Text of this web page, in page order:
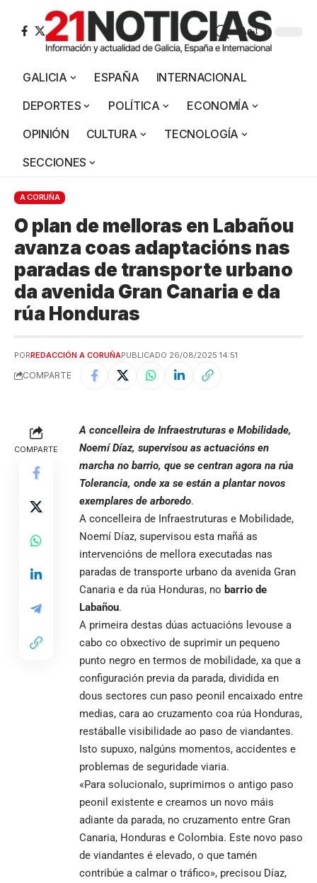
Aa
GALICIA ESPAÑA
INTERNACIONAL
DEPORTES
POLÍTICA
ECONOMÍA
OPINIÓN
CULTURA
TECNOLOGÍA
SECCIONES
A CORUÑA
O plan de melloras en Labañou
avanza coas adaptacións nas
paradas de transporte urbano
da avenida Gran Canaria e da
rúa Honduras
PORREDACCIÓN A CORUÑAPUBLICADO 26/08/2025 14:51
COMPARTE
COMPARTE
A concelleira de Infraestruturas e Mobilidade,
Noemí Díaz, supervisou as actuacións en
marcha no barrio, que se centran agora na rúa
Tolerancia, onde xa se están a plantar novos
exemplares de arboredo.
A concelleira de Infraestruturas e Mobilidade,
Noemí Díaz, supervisou esta mañá as
intervencións de mellora executadas nas
paradas de transporte urbano da avenida Gran
Canaria e da rúa Honduras, no barrio de
Labañou.
A primeira destas dúas actuacións levouse a
cabo co obxectivo de suprimir un pequeno
punto negro en termos de mobilidade, xa que a
configuración previa da parada, dividida en
dous sectores cun paso peonil encaixado entre
medias, cara ao cruzamento coa rúa Honduras,
restáballe visibilidade ao paso de viandantes.
Isto supuxo, nalgúns momentos, accidentes e
problemas de seguridade viaria.
«Para solucionalo, suprimimos o antigo paso
peonil existente e creamos un novo máis
adiante da parada, no cruzamento entre Gran
Canaria, Honduras e Colombia. Este novo paso
de viandantes é elevado, o que tamén
contribúe a calmar o tráfico», precisou Díaz,